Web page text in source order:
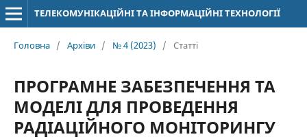
ТЕЛЕКОМУНІКАЦІЙНІ ТА ІНФОРМАЦІЙНІ ТЕХНОЛОГІЇ
Головна / Архіви / № 4 (2023) / Статті
ПРОГРАМНЕ ЗАБЕЗПЕЧЕННЯ ТА
МОДЕЛІ ДЛЯ ПРОВЕДЕННЯ
РАДІАЦІЙНОГО МОНІТОРИНГУ